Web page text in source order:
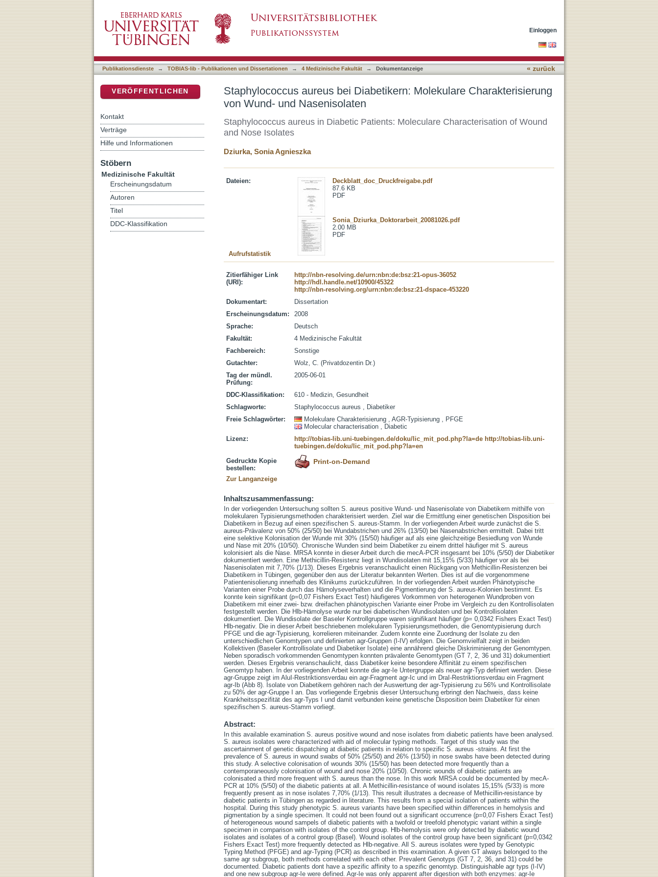
Nasenisolaten
Einloggen
Publikationsdienste → TOBIAS-lib - Publikationen und Dissertationen → 4 Medizinische Fakultät → Dokumentanzeige « zurück
Staphylococcus aureus bei Diabetikern: Molekulare Charakterisierung
von Wund- und Nasenisolaten
Staphylococcus aureus in Diabetic Patients: Moleculare Characterisation of Wound
and Nose Isolates
Dziurka, Sonia Agnieszka
Dateien:
Deckblatt_doc_Druckfreigabe.pdf
87.6 KB
PDF
Sonia_Dziurka_Doktorarbeit_20081026.pdf
2.00 MB
PDF
Aufrufstatistik
Zitierfähiger Link
(URI):
http://nbn-resolving.de/urn:nbn:de:bsz:21-opus-36052
http://hdl.handle.net/10900/45322
http://nbn-resolving.org/urn:nbn:de:bsz:21-dspace-453220
Dokumentart:
Dissertation
Erscheinungsdatum:
2008
Sprache:
Deutsch
Fakultät:
4 Medizinische Fakultät
Fachbereich:
Sonstige
Gutachter:
Wolz, C. (Privatdozentin Dr.)
Tag der mündl.
Prüfung:
2005-06-01
DDC-Klassifikation:
610 - Medizin, Gesundheit
Schlagworte:
Staphylococcus aureus , Diabetiker
Freie Schlagwörter:
Molekulare Charakterisierung , AGR-Typisierung , PFGE
Molecular characterisation , Diabetic
Lizenz:
http://tobias-lib.uni-tuebingen.de/doku/lic_mit_pod.php?la=de http://tobias-lib.uni-
tuebingen.de/doku/lic_mit_pod.php?la=en
Gedruckte Kopie
bestellen:
Print-on-Demand
Zur Langanzeige
Inhaltszusammenfassung:
In der vorliegenden Untersuchung sollten S. aureus positive Wund- und Nasenisolate von Diabetikern mithilfe von
molekularen Typisierungsmethoden charakterisiert werden. Ziel war die Ermittlung einer genetischen Disposition bei
Diabetikern in Bezug auf einen spezifischen S. aureus-Stamm. In der vorliegenden Arbeit wurde zunächst die S.
aureus-Prävalenz von 50% (25/50) bei Wundabstrichen und 26% (13/50) bei Nasenabstrichen ermittelt. Dabei tritt
eine selektive Kolonisation der Wunde mit 30% (15/50) häufiger auf als eine gleichzeitige Besiedlung von Wunde
und Nase mit 20% (10/50). Chronische Wunden sind beim Diabetiker zu einem drittel häufiger mit S. aureus
kolonisiert als die Nase. MRSA konnte in dieser Arbeit durch die mecA-PCR insgesamt bei 10% (5/50) der Diabetiker
dokumentiert werden. Eine Methicillin-Resistenz liegt in Wundisolaten mit 15,15% (5/33) häufiger vor als bei
Nasenisolaten mit 7,70% (1/13). Dieses Ergebnis veranschaulicht einen Rückgang von Methicillin-Resistenzen bei
Diabetikern in Tübingen, gegenüber den aus der Literatur bekannten Werten. Dies ist auf die vorgenommene
Patientenisolierung innerhalb des Klinikums zurückzuführen. In der vorliegenden Arbeit wurden Phänotypische
Varianten einer Probe durch das Hämolyseverhalten und die Pigmentierung der S. aureus-Kolonien bestimmt. Es
konnte kein signifikant (p=0,07 Fishers Exact Test) häufigeres Vorkommen von heterogenen Wundproben von
Diabetikern mit einer zwei- bzw. dreifachen phänotypischen Variante einer Probe im Vergleich zu den Kontrollisolaten
festgestellt werden. Die Hlb-Hämolyse wurde nur bei diabetischen Wundisolaten und bei Kontrollisolaten
dokumentiert. Die Wundisolate der Baseler Kontrollgruppe waren signifikant häufiger (p= 0,0342 Fishers Exact Test)
Hlb-negativ. Die in dieser Arbeit beschriebenen molekularen Typisierungsmethoden, die Genomtypisierung durch
PFGE und die agr-Typisierung, korrelieren miteinander. Zudem konnte eine Zuordnung der Isolate zu den
unterschiedlichen Genomtypen und definierten agr-Gruppen (I-IV) erfolgen. Die Genomvielfalt zeigt in beiden
Kollektiven (Baseler Kontrollisolate und Diabetiker Isolate) eine annährend gleiche Diskriminierung der Genomtypen.
Neben sporadisch vorkommenden Genomtypen konnten prävalente Genomtypen (GT 7, 2, 36 und 31) dokumentiert
werden. Dieses Ergebnis veranschaulicht, dass Diabetiker keine besondere Affinität zu einem spezifischen
Genomtyp haben. In der vorliegenden Arbeit konnte die agr-Ie Untergruppe als neuer agr-Typ definiert werden. Diese
agr-Gruppe zeigt im AluI-Restriktionsverdau ein agr-Fragment agr-Ic und im DraI-Restriktionsverdau ein Fragment
agr-Ib (Abb 8). Isolate von Diabetikern gehören nach der Auswertung der agr-Typisierung zu 56% und Kontrollisolate
zu 50% der agr-Gruppe I an. Das vorliegende Ergebnis dieser Untersuchung erbringt den Nachweis, dass keine
Krankheitsspezifität des agr-Typs I und damit verbunden keine genetische Disposition beim Diabetiker für einen
spezifischen S. aureus-Stamm vorliegt.
Abstract:
In this available examination S. aureus positive wound and nose isolates from diabetic patients have been analysed.
S. aureus isolates were characterized with aid of molecular typing methods. Target of this study was the
ascertainment of genetic dispatching at diabetic patients in relation to spezific S. aureus -strains. At first the
prevalence of S. aureus in wound swabs of 50% (25/50) and 26% (13/50) in nose swabs have been detected during
this study. A selective colonisation of wounds 30% (15/50) has been detected more frequently than a
contemporaneously colonisation of wound and nose 20% (10/50). Chronic wounds of diabetic patients are
colonisated a third more frequent with S. aureus than the nose. In this work MRSA could be documented by mecA-
PCR at 10% (5/50) of the diabetic patients at all. A Methicillin-resistance of wound isolates 15,15% (5/33) is more
frequently present as in nose isolates 7,70% (1/13). This result illustrates a decrease of Methicillin-resistance by
diabetic patients in Tübingen as regarded in literature. This results from a special isolation of patients within the
hospital. During this study phenotypic S. aureus variants have been specified within differences in hemolysis and
pigmentation by a single specimen. It could not been found out a significant occurrence (p=0,07 Fishers Exact Test)
of heterogeneous wound sampels of diabetic patients with a twofold or treefold phenotypic variant within a single
specimen in comparison with isolates of the control group. Hlb-hemolysis were only detected by diabetic wound
isolates and isolates of a control group (Basel). Wound isolates of the control group have been significant (p=0,0342
Fishers Exact Test) more frequently detected as Hlb-negative. All S. aureus isolates were typed by Genotypic
Typing Method (PFGE) and agr-Typing (PCR) as described in this examination. A given GT always belonged to the
same agr subgroup, both methods correlated with each other. Prevalent Genotyps (GT 7, 2, 36, and 31) could be
documented. Diabetic patients dont have a spezific affinity to a spezific genomtyp. Distinguishable agr typs (I-IV)
and one new subgroup agr-Ie were defined. Agr-Ie was only apparent after digestion with both enzymes: agr-Ie
VERÖFFENTLICHEN
Kontakt
Verträge
Hilfe und Informationen
Stöbern
Medizinische Fakultät
Erscheinungsdatum
Autoren
Titel
DDC-Klassifikation